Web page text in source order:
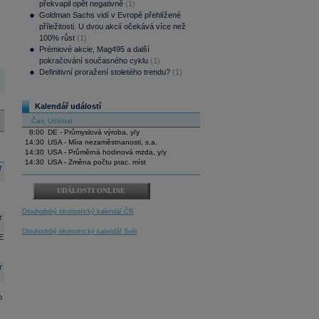
překvapil opět negativně (1)
Goldman Sachs vidí v Evropě přehlížené
příležitosti. U dvou akcií očekává více než
100% růst (1)
Prémiové akcie, Mag495 a další
pokračování současného cyklu (1)
Definitivní proražení stoletého trendu? (1)
Kalendář událostí
Čas Událost
8:00
DE - Průmyslová výroba, y/y
14:30 USA - Míra nezaměstnanosti, s.a.
14:30 USA - Průměrná hodinová mzda, y/y
14:30 USA - Změna počtu prac. míst
UDÁLOSTI ONLINE
Dlouhodobý ekonomický kalendář ČR
Dlouhodobý ekonomický kalendář Svět